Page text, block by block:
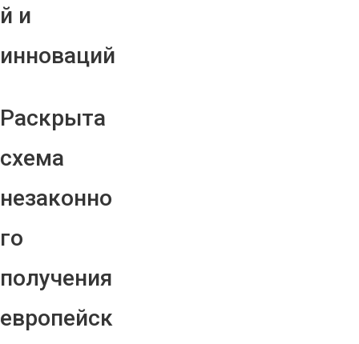
й и
инноваций
Раскрыта
схема
незаконно
го
получения
европейск